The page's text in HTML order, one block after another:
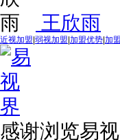
王欣雨
近视加盟 弱视加盟 加盟优势 加
感谢浏览易